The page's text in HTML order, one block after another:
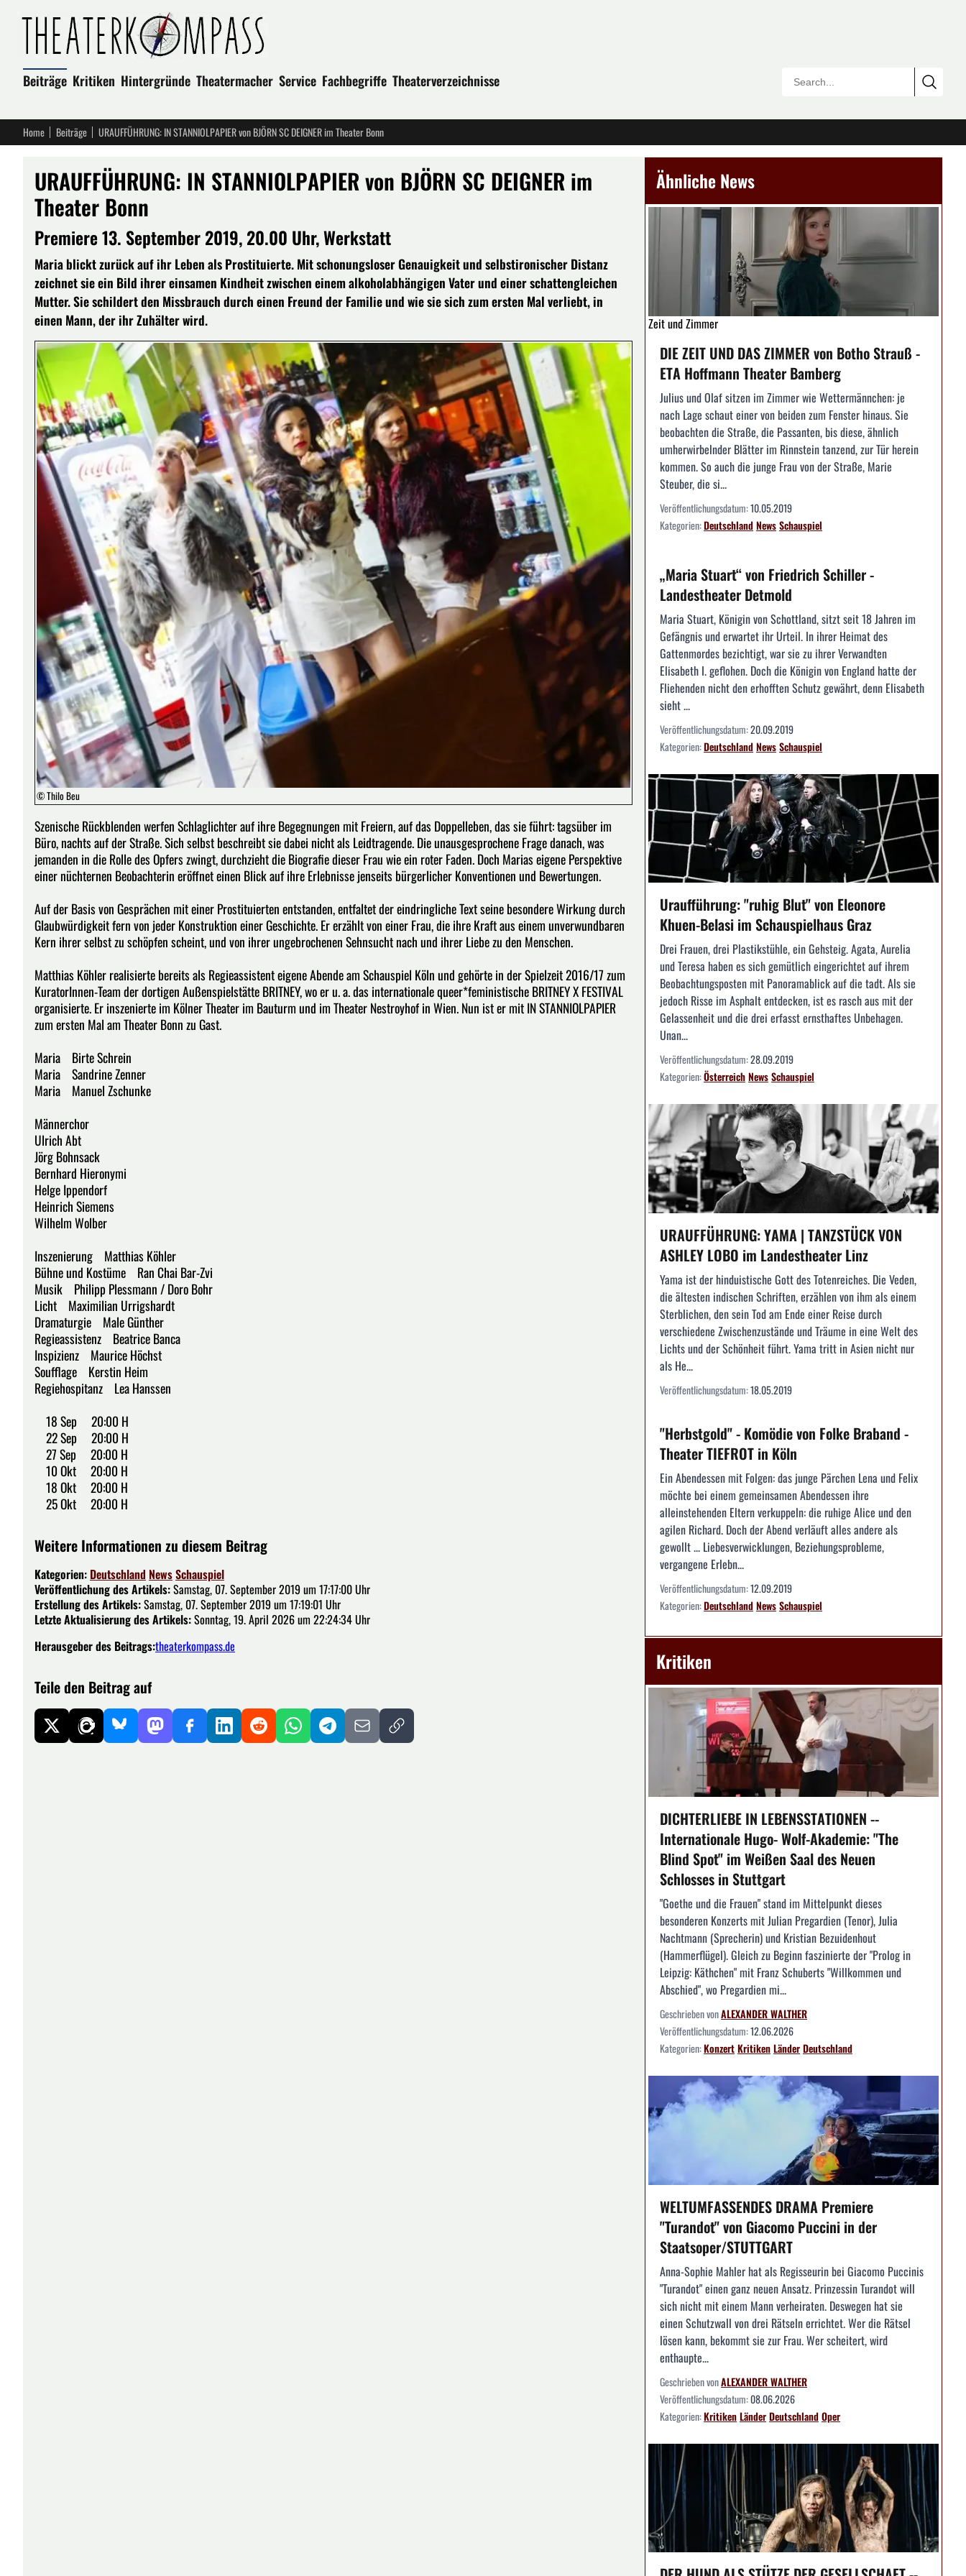
Beiträge Kritiken Hintergründe Theatermacher Service Fachbegriffe Theaterverzeichnisse
Home Beiträge URAUFFÜHRUNG: IN STANNIOLPAPIER von BJÖRN SC DEIGNER im Theater Bonn
URAUFFÜHRUNG: IN STANNIOLPAPIER von BJÖRN SC DEIGNER im
Theater Bonn
Premiere 13. September 2019, 20.00 Uhr, Werkstatt
Maria blickt zurück auf ihr Leben als Prostituierte. Mit schonungsloser Genauigkeit und selbstironischer Distanz
zeichnet sie ein Bild ihrer einsamen Kindheit zwischen einem alkoholabhängigen Vater und einer schattengleichen
Mutter. Sie schildert den Missbrauch durch einen Freund der Familie und wie sie sich zum ersten Mal verliebt, in
einen Mann, der ihr Zuhälter wird.
© Thilo Beu
Szenische Rückblenden werfen Schlaglichter auf ihre Begegnungen mit Freiern, auf das Doppelleben, das sie führt: tagsüber im
Büro, nachts auf der Straße. Sich selbst beschreibt sie dabei nicht als Leidtragende. Die unausgesprochene Frage danach, was
jemanden in die Rolle des Opfers zwingt, durchzieht die Biografie dieser Frau wie ein roter Faden. Doch Marias eigene Perspektive
einer nüchternen Beobachterin eröffnet einen Blick auf ihre Erlebnisse jenseits bürgerlicher Konventionen und Bewertungen.
Auf der Basis von Gesprächen mit einer Prostituierten entstanden, entfaltet der eindringliche Text seine besondere Wirkung durch
Glaubwürdigkeit fern von jeder Konstruktion einer Geschichte. Er erzählt von einer Frau, die ihre Kraft aus einem unverwundbaren
Kern ihrer selbst zu schöpfen scheint, und von ihrer ungebrochenen Sehnsucht nach und ihrer Liebe zu den Menschen.
Matthias Köhler realisierte bereits als Regieassistent eigene Abende am Schauspiel Köln und gehörte in der Spielzeit 2016/17 zum
KuratorInnen-Team der dortigen Außenspielstätte BRITNEY, wo er u. a. das internationale queer*feministische BRITNEY X FESTIVAL
organisierte. Er inszenierte im Kölner Theater im Bauturm und im Theater Nestroyhof in Wien. Nun ist er mit IN STANNIOLPAPIER
zum ersten Mal am Theater Bonn zu Gast.
Maria Birte Schrein
Maria Sandrine Zenner
Maria Manuel Zschunke
Männerchor
Ulrich Abt
Jörg Bohnsack
Bernhard Hieronymi
Helge Ippendorf
Heinrich Siemens
Wilhelm Wolber
Inszenierung Matthias Köhler
Bühne und Kostüme Ran Chai Bar-Zvi
Musik Philipp Plessmann / Doro Bohr
Licht Maximilian Urrigshardt
Dramaturgie Male Günther
Regieassistenz Beatrice Banca
Inspizienz Maurice Höchst
Soufflage Kerstin Heim
Regiehospitanz Lea Hanssen
18 Sep 20:00 H
22 Sep 20:00 H
27 Sep 20:00 H
10 Okt 20:00 H
18 Okt 20:00 H
25 Okt 20:00 H
Weitere Informationen zu diesem Beitrag
Kategorien: Deutschland NewsSchauspiel
Veröffentlichung des Artikels:Samstag, 07. September 2019 um 17:17:00 Uhr
Erstellung des Artikels:Samstag, 07. September 2019 um 17:19:01 Uhr
Letzte Aktualisierung des Artikels:Sonntag, 19. April 2026 um 22:24:34 Uhr
Herausgeber des Beitrags:theaterkompass.de
Teile den Beitrag auf
Ähnliche News
Zeit und Zimmer
DIE ZEIT UND DAS ZIMMER von Botho Strauß -
ETA Hoffmann Theater Bamberg
Julius und Olaf sitzen im Zimmer wie Wettermännchen: je
nach Lage schaut einer von beiden zum Fenster hinaus. Sie
beobachten die Straße, die Passanten, bis diese, ähnlich
umherwirbelnder Blätter im Rinnstein tanzend, zur Tür herein
kommen. So auch die junge Frau von der Straße, Marie
Steuber, die si...
Veröffentlichungsdatum:10.05.2019
Kategorien:DeutschlandNewsSchauspiel
„Maria Stuart“ von Friedrich Schiller -
Landestheater Detmold
Maria Stuart, Königin von Schottland, sitzt seit 18 Jahren im
Gefängnis und erwartet ihr Urteil. In ihrer Heimat des
Gattenmordes bezichtigt, war sie zu ihrer Verwandten
Elisabeth I. geflohen. Doch die Königin von England hatte der
Fliehenden nicht den erhofften Schutz gewährt, denn Elisabeth
sieht ...
Veröffentlichungsdatum:20.09.2019
Kategorien:DeutschlandNewsSchauspiel
Uraufführung: "ruhig Blut" von Eleonore
Khuen-Belasi im Schauspielhaus Graz
Drei Frauen, drei Plastikstühle, ein Gehsteig. Agata, Aurelia
und Teresa haben es sich gemütlich eingerichtet auf ihrem
Beobachtungsposten mit Panoramablick auf die tadt. Als sie
jedoch Risse im Asphalt entdecken, ist es rasch aus mit der
Gelassenheit und die drei erfasst ernsthaftes Unbehagen.
Unan...
Veröffentlichungsdatum:28.09.2019
Kategorien:ÖsterreichNewsSchauspiel
URAUFFÜHRUNG: YAMA | TANZSTÜCK VON
ASHLEY LOBO im Landestheater Linz
Yama ist der hinduistische Gott des Totenreiches. Die Veden,
die ältesten indischen Schriften, erzählen von ihm als einem
Sterblichen, den sein Tod am Ende einer Reise durch
verschiedene Zwischenzustände und Träume in eine Welt des
Lichts und der Schönheit führt. Yama tritt in Asien nicht nur
als He...
Veröffentlichungsdatum:18.05.2019
"Herbstgold" - Komödie von Folke Braband -
Theater TIEFROT in Köln
Ein Abendessen mit Folgen: das junge Pärchen Lena und Felix
möchte bei einem gemeinsamen Abendessen ihre
alleinstehenden Eltern verkuppeln: die ruhige Alice und den
agilen Richard. Doch der Abend verläuft alles andere als
gewollt ... Liebesverwicklungen, Beziehungsprobleme,
vergangene Erlebn...
Veröffentlichungsdatum:12.09.2019
Kategorien:DeutschlandNewsSchauspiel
Kritiken
DICHTERLIEBE IN LEBENSSTATIONEN --
Internationale Hugo- Wolf-Akademie: "The
Blind Spot" im Weißen Saal des Neuen
Schlosses in Stuttgart
"Goethe und die Frauen" stand im Mittelpunkt dieses
besonderen Konzerts mit Julian Pregardien (Tenor), Julia
Nachtmann (Sprecherin) und Kristian Bezuidenhout
(Hammerflügel). Gleich zu Beginn faszinierte der "Prolog in
Leipzig: Käthchen" mit Franz Schuberts "Willkommen und
Abschied", wo Pregardien mi...
Geschrieben vonALEXANDER WALTHER
Veröffentlichungsdatum:12.06.2026
Kategorien:KonzertKritikenLänderDeutschland
WELTUMFASSENDES DRAMA Premiere
"Turandot" von Giacomo Puccini in der
Staatsoper/STUTTGART
Anna-Sophie Mahler hat als Regisseurin bei Giacomo Puccinis
"Turandot" einen ganz neuen Ansatz. Prinzessin Turandot will
sich nicht mit einem Mann verheiraten. Deswegen hat sie
einen Schutzwall von drei Rätseln errichtet. Wer die Rätsel
lösen kann, bekommt sie zur Frau. Wer scheitert, wird
enthaupte...
Geschrieben vonALEXANDER WALTHER
Veröffentlichungsdatum:08.06.2026
Kategorien:KritikenLänderDeutschlandOper